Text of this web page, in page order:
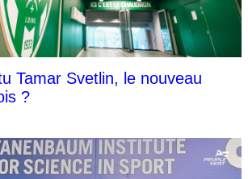
Tamar Svetlin, le nouveau
?